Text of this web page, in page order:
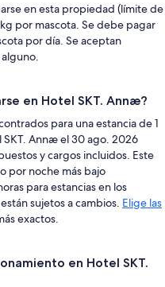
en esta propiedad (límite de
por mascota. Se debe pagar
por día. Se aceptan
en Hotel SKT. Annæ?
para una estancia de 1
Annæ el 30 ago. 2026
y cargos incluidos. Este
por noche más bajo
para estancias en los
sujetos a cambios. Elige las
exactos.
en Hotel SKT.